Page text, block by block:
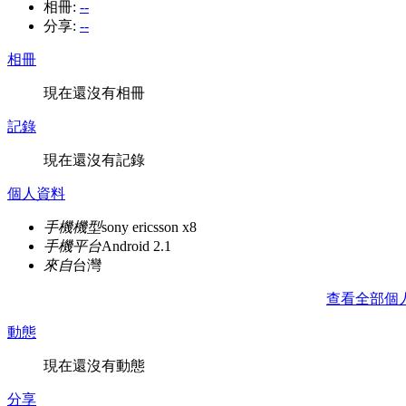
相冊: --
分享: --
相冊
現在還沒有相冊
記錄
現在還沒有記錄
個人資料
手機機型sony ericsson x8
手機平台Android 2.1
來自台灣
查看全部個
動態
現在還沒有動態
分享